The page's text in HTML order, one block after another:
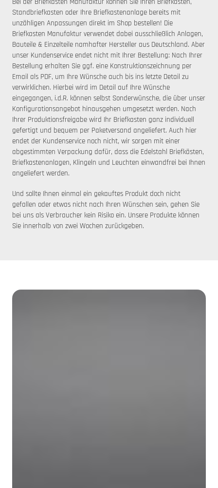
Bei der Briefkasten Manufaktur können Sie Ihren Briefkasten,
Standbriefkasten oder Ihre Briefkastenanlage bereits mit
unzähligen Anpassungen direkt im Shop bestellen! Die
Briefkasten Manufaktur verwendet dabei ausschließlich Anlagen,
Bauteile & Einzelteile namhafter Hersteller aus Deutschland. Aber
unser Kundenservice endet nicht mit Ihrer Bestellung: Nach Ihrer
Bestellung erhalten Sie ggf. eine Konstruktionszeichnung per
Email als PDF, um Ihre Wünsche auch bis ins letzte Detail zu
verwirklichen. Hierbei wird im Detail auf Ihre Wünsche
eingegangen, i.d.R. können selbst Sonderwünsche, die über unser
Konfigurationsangebot hinausgehen umgesetzt werden. Nach
Ihrer Produktionsfreigabe wird Ihr Briefkasten ganz individuell
gefertigt und bequem per Paketversand angeliefert. Auch hier
endet der Kundenservice noch nicht, wir sorgen mit einer
abgestimmten Verpackung dafür, dass die Edelstahl Briefkästen,
Briefkastenanlagen, Klingeln und Leuchten einwandfrei bei Ihnen
angeliefert werden.
Und sollte Ihnen einmal ein gekauftes Produkt doch nicht
gefallen oder etwas nicht nach Ihren Wünschen sein, gehen Sie
bei uns als Verbraucher kein Risiko ein. Unsere Produkte können
Sie innerhalb von zwei Wochen zurückgeben.